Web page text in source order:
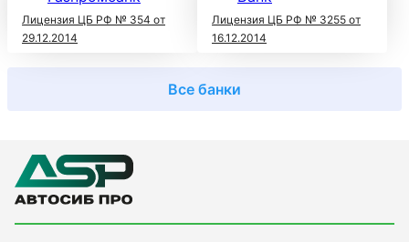
Лицензия ЦБ РФ № 354 от
29.12.2014
Лицензия ЦБ РФ № 3255 от
16.12.2014
Все банки